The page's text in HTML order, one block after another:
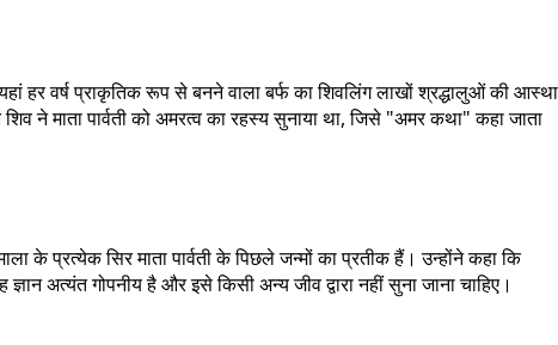
हर वर्ष प्राकृतिक रूप से बनने वाला बर्फ का शिवलिंग लाखों श्रद्धालुओं की आस्था
ने माता पार्वती को अमरत्व का रहस्य सुनाया था, जिसे "अमर कथा" कहा जाता
के प्रत्येक सिर माता पार्वती के पिछले जन्मों का प्रतीक हैं। उन्होंने कहा कि
अत्यंत गोपनीय है और इसे किसी अन्य जीव द्वारा नहीं सुना जाना चाहिए।